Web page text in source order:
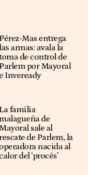
Pérez-Mas entrega
armas: avala la
de control de
Parlem por Mayoral
Inveready
La familia
malagueña de
Mayoral sale al
rescate de Parlem, la
nacida al
del 'procés'